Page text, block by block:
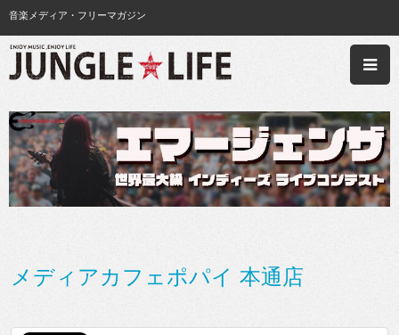
音楽メディア・フリーマガジン
メディアカフェポパイ 本通店